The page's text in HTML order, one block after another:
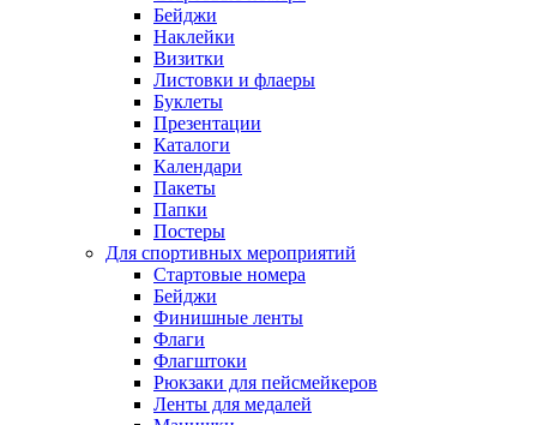
Бейджи
Наклейки
Визитки
Листовки и флаеры
Буклеты
Презентации
Каталоги
Календари
Пакеты
Папки
Постеры
Для спортивных мероприятий
Стартовые номера
Бейджи
Финишные ленты
Флаги
Флагштоки
Рюкзаки для пейсмейкеров
Ленты для медалей